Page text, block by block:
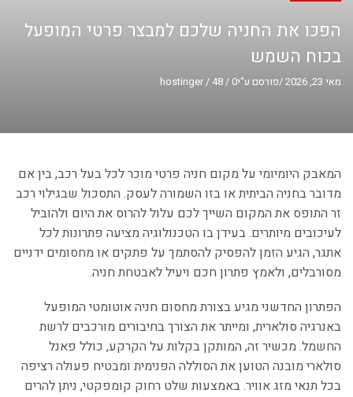
הפכו את החניה שלכם למבצר פרטי המופעל
בכוח השמש
מאי 23, 2026 /פורסם ע"י hostinger/ 48/ 0
המאבק היומיומי על מקום חניה פרטי מוכר לכל בעל רכב, בין אם
מדובר בחניה הביתית או בזו השמורה לעסק. התסכול שבגילוי רכב
זר התופס את המקום השייך לכם עלול להרוס את היום ולהוביל
לעיכובים מיותרים. בעידן בו הטכנולוגיה מציעה פתרונות לכל
אתגר, הגיע הזמן להפסיק להסתמך על פתקים או מחסומים ידניים
מסורבלים, ולאמץ פתרון חכם ויעיל לאבטחת חניה.
הפתרון החדשני מגיע בצורת מחסום חניה אוטומטי המופעל
באנרגיה סולארית, ומייתר את הצורך בחיבורים מורכבים לרשת
החשמל. מכשיר זה, המותקן בקלות על הקרקע, כולל פאנל
סולארי מובנה הטוען את הסוללה הפנימית ומבטיח פעולה רציפה
בכל תנאי מזג אוויר. באמצעות שלט רחוק קומפקטי, ניתן להרים